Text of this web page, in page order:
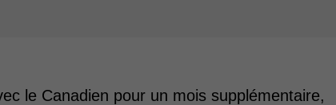
le Canadien pour un mois supplémentaire,